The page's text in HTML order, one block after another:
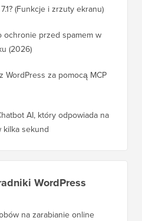
(Funkcje i zrzuty ekranu)
ochronie przed spamem w
(2026)
WordPress za pomocą MCP
AI, który odpowiada na
kilka sekund
WordPress
na zarabianie online